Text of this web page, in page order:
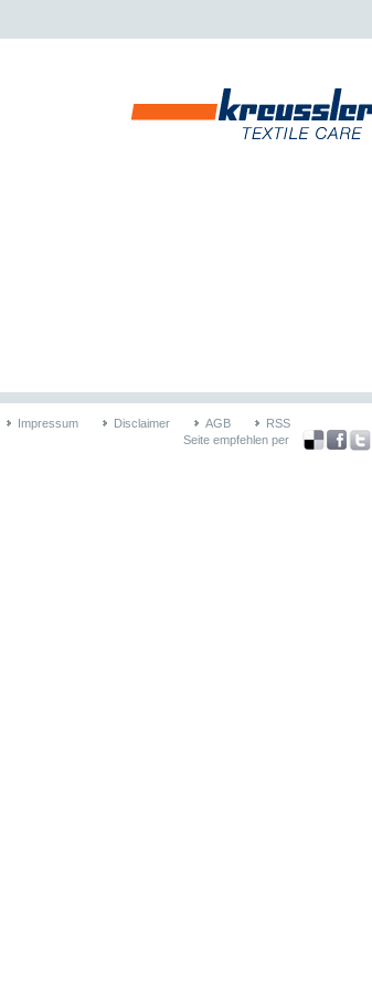
Impressum Disclaimer AGB
RSS
Seite empfehlen per